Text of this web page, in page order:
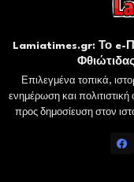
Lamiatimes.gr: Το e-
Επιλεγμένα τοπικά,
ενημέρωση και
προς δημοσίευση στον